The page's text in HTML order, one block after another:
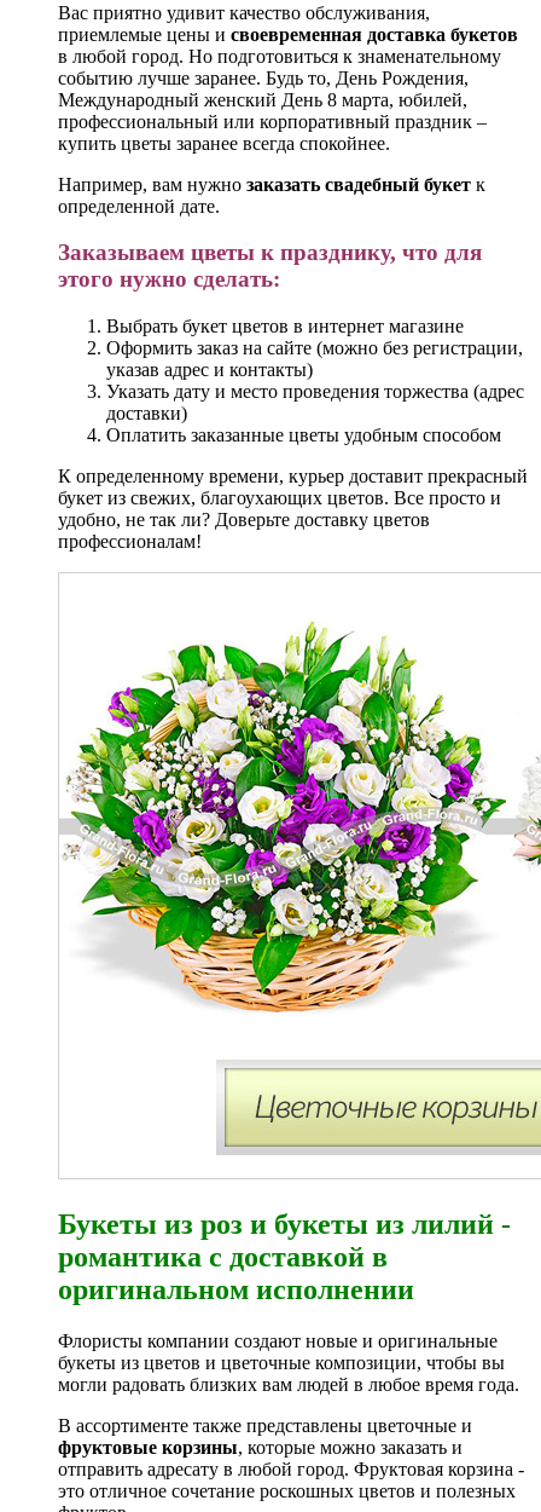
Вас приятно удивит качество обслуживания,
приемлемые цены и своевременная доставка букетов
в любой город. Но подготовиться к знаменательному
событию лучше заранее. Будь то, День Рождения,
Международный женский День 8 марта, юбилей,
профессиональный или корпоративный праздник –
купить цветы заранее всегда спокойнее.
Например, вам нужно заказать свадебный букет к
определенной дате.
Заказываем цветы к празднику, что для
этого нужно сделать:
Выбрать букет цветов в интернет магазине
Оформить заказ на сайте (можно без регистрации,
указав адрес и контакты)
Указать дату и место проведения торжества (адрес
доставки)
Оплатить заказанные цветы удобным способом
К определенному времени, курьер доставит прекрасный
букет из свежих, благоухающих цветов. Все просто и
удобно, не так ли? Доверьте доставку цветов
профессионалам!
Букеты из роз и букеты из лилий -
романтика с доставкой в
оригинальном исполнении
Флористы компании создают новые и оригинальные
букеты из цветов и цветочные композиции, чтобы вы
могли радовать близких вам людей в любое время года.
В ассортименте также представлены цветочные и
фруктовые корзины, которые можно заказать и
отправить адресату в любой город. Фруктовая корзина -
это отличное сочетание роскошных цветов и полезных